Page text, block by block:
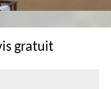
gratuit